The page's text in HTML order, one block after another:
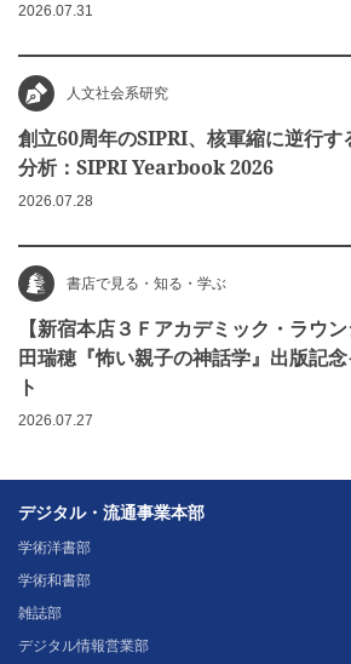
2026.07.31
人文社会系研究
創立60周年のSIPRI、核軍縮に逆行す
分析：SIPRI Yearbook 2026
2026.07.28
書店で見る・知る・学ぶ
【新宿本店３Ｆアカデミック・ラウ
田瑞穂『怖い親子の神話学』出版記
ト
2026.07.27
デジタル・流通事業本部
学術洋書部
学術和書部
雑誌部
デジタル情報営業部